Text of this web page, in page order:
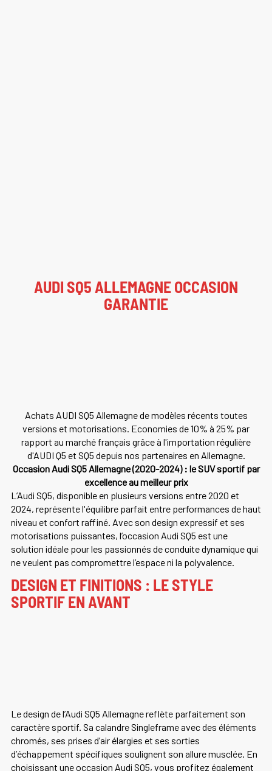
AUDI SQ5 ALLEMAGNE OCCASION
GARANTIE
Achats AUDI SQ5 Allemagne de modèles récents toutes
versions et motorisations. Economies de 10% à 25% par
rapport au marché français grâce à l'importation régulière
d'AUDI Q5 et SQ5 depuis nos partenaires en Allemagne.
Occasion Audi SQ5 Allemagne (2020-2024) : le SUV sportif par
excellence au meilleur prix
L’Audi SQ5, disponible en plusieurs versions entre 2020 et
2024, représente l'équilibre parfait entre performances de haut
niveau et confort raffiné. Avec son design expressif et ses
motorisations puissantes, l’occasion Audi SQ5 est une
solution idéale pour les passionnés de conduite dynamique qui
ne veulent pas compromettre l’espace ni la polyvalence.
DESIGN ET FINITIONS : LE STYLE
SPORTIF EN AVANT
Le design de l’Audi SQ5 Allemagne reflète parfaitement son
caractère sportif. Sa calandre Singleframe avec des éléments
chromés, ses prises d’air élargies et ses sorties
d’échappement spécifiques soulignent son allure musclée. En
choisissant une occasion Audi SQ5, vous profitez également